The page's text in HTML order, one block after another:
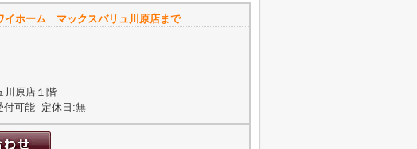
イホーム マックスバリュ川原店まで
川原店１階
付可能 定休日:無